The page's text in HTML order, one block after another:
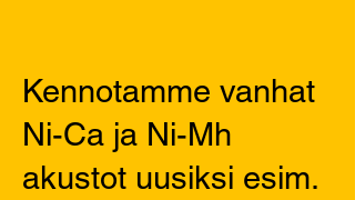
Kennotamme vanhat
Ni-Ca ja Ni-Mh
akustot uusiksi esim.